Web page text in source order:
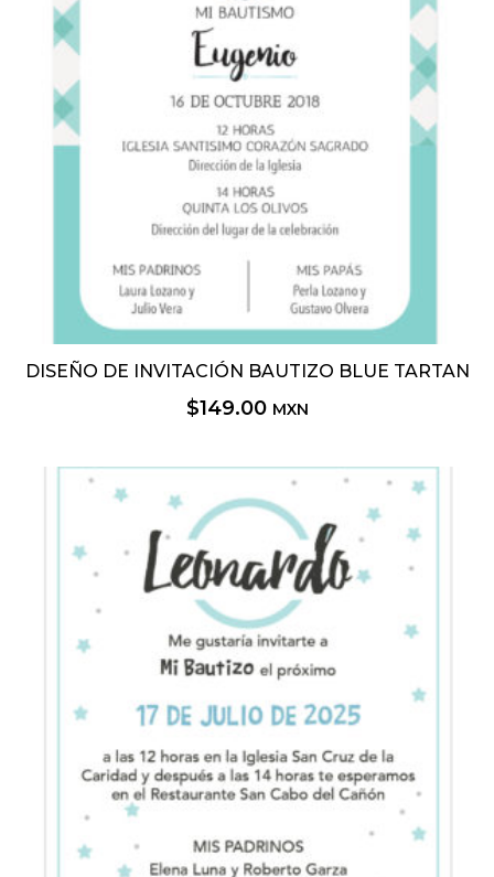
DISEÑO DE INVITACIÓN BAUTIZO BLUE TARTAN
$149.00 MXN